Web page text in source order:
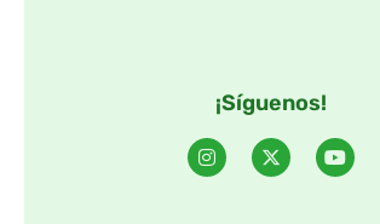
¡Síguenos!